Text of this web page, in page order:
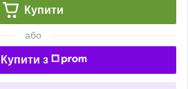
Купити
або
Купити з